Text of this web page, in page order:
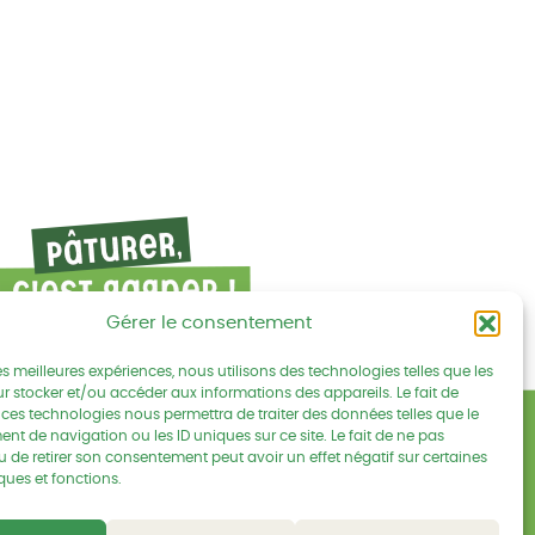
Gérer le consentement
meilleures expériences, nous utilisons des technologies telles que les
stocker et/ou accéder aux informations des appareils. Le fait de
technologies nous permettra de traiter des données telles que le
de navigation ou les ID uniques sur ce site. Le fait de ne pas
de retirer son consentement peut avoir un effet négatif sur certaines
et fonctions.
sur Linkedin
nous sur Youtube
Mentions légales
Politique de confidentialités